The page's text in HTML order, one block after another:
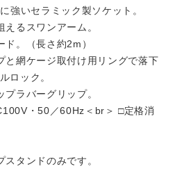
強いセラミック製ソケット。
るスワンアーム。
。（長さ約2m）
と網ケージ取付け用リングで落下
ロック。
ラバーグリップ。
・50／60Hz＜br＞ □定格消
タンドのみです。